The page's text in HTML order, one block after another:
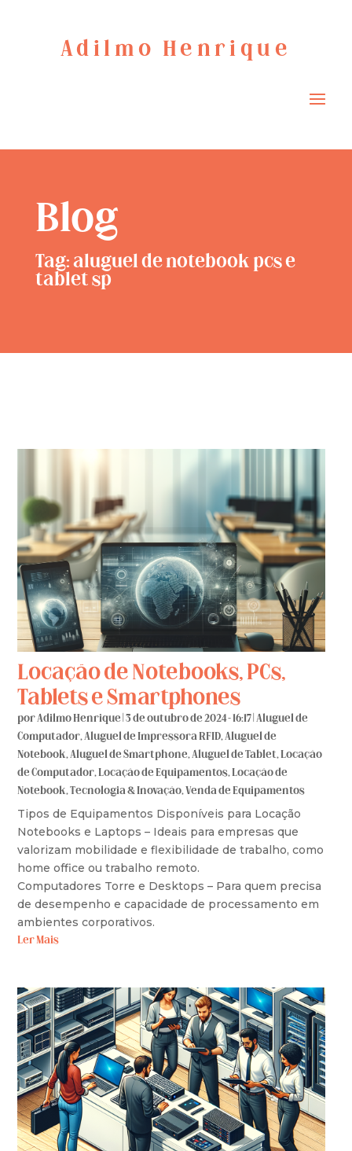
Adilmo Henrique
Blog
Tag: aluguel de notebook pcs e
tablet sp
Locação de Notebooks, PCs,
Tablets e Smartphones
porAdilmo Henrique |3 de outubro de 2024 - 16:17 |Aluguel de
Computador,Aluguel de Impressora RFID,Aluguel de
Notebook,Aluguel de Smartphone,Aluguel de Tablet,Locação
de Computador,Locação de Equipamentos,Locação de
Notebook,Tecnologia & Inovação, Venda de Equipamentos
Tipos de Equipamentos Disponíveis para Locação
Notebooks e Laptops – Ideais para empresas que
valorizam mobilidade e flexibilidade de trabalho, como
home office ou trabalho remoto.
Computadores Torre e Desktops – Para quem precisa
de desempenho e capacidade de processamento em
ambientes corporativos.
Ler Mais